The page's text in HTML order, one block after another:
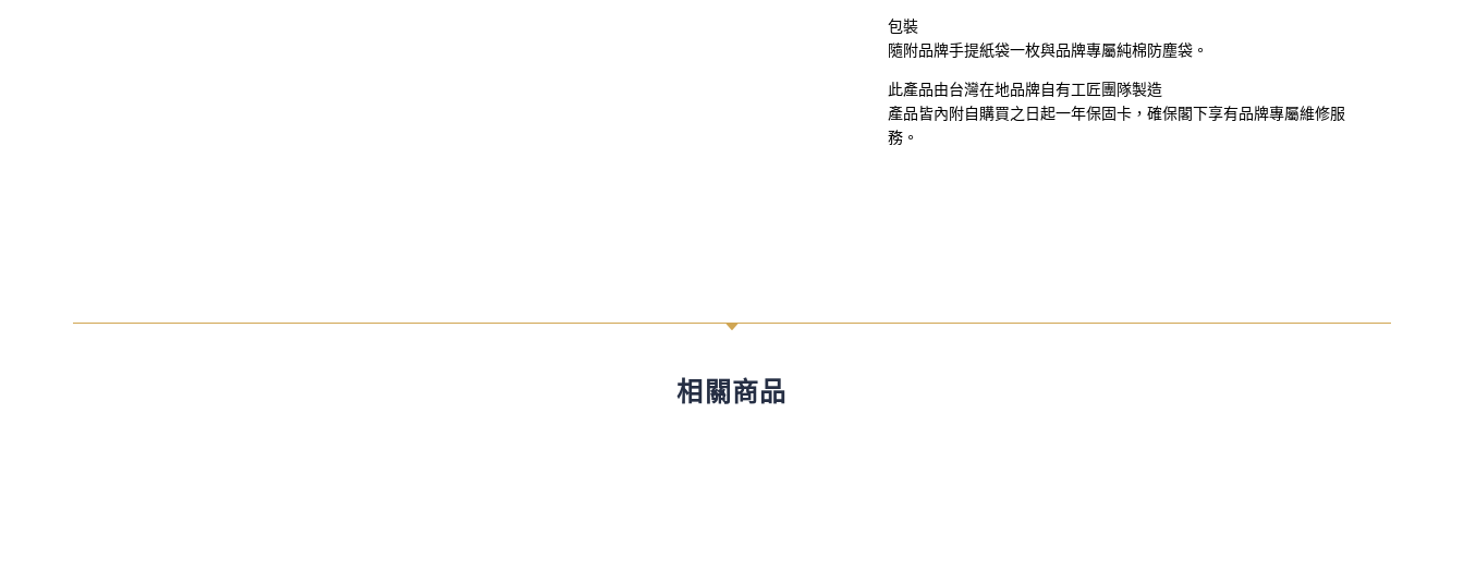
包裝
隨附品牌手提紙袋一枚與品牌專屬純棉防塵袋。
此產品由台灣在地品牌自有工匠團隊製造
產品皆內附自購買之日起一年保固卡，確保閣下享有品牌專屬維修服
務。
C
相關商品